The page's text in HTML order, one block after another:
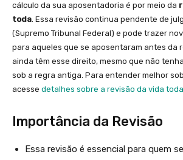
cálculo da sua aposentadoria é por meio da
toda. Essa revisão continua pendente de
(Supremo Tribunal Federal) e pode trazer
para aqueles que se aposentaram antes da
ainda têm esse direito, mesmo que não
sob a regra antiga. Para entender melhor
acesse detalhes sobre a revisão da vida toda
Importância da Revisão
Essa revisão é essencial para quem